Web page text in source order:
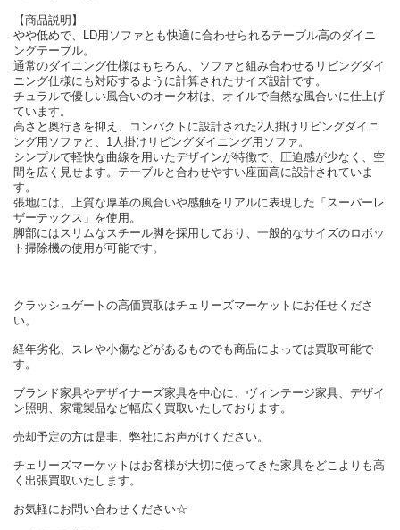
【商品説明】
やや低めで、LD用ソファとも快適に合わせられるテーブル高のダイニ
ングテーブル。
通常のダイニング仕様はもちろん、ソファと組み合わせるリビングダイ
ニング仕様にも対応するように計算されたサイズ設計です。
チュラルで優しい風合いのオーク材は、オイルで自然な風合いに仕上げ
ています。
高さと奥行きを抑え、コンパクトに設計された2人掛けリビングダイニ
ング用ソファと、1人掛けリビングダイニング用ソファ。
シンプルで軽快な曲線を用いたデザインが特徴で、圧迫感が少なく、空
間を広く見せます。テーブルと合わせやすい座面高に設計されていま
す。
張地には、上質な厚革の風合いや感触をリアルに表現した「スーパーレ
ザーテックス」を使用。
脚部にはスリムなスチール脚を採用しており、一般的なサイズのロボッ
ト掃除機の使用が可能です。
クラッシュゲートの高価買取はチェリーズマーケットにお任せくださ
い。
経年劣化、スレや小傷などがあるものでも商品によっては買取可能で
す。
ブランド家具やデザイナーズ家具を中心に、ヴィンテージ家具、デザイ
ン照明、家電製品など幅広く買取いたしております。
売却予定の方は是非、弊社にお声がけください。
チェリーズマーケットはお客様が大切に使ってきた家具をどこよりも高
く出張買取いたします。
お気軽にお問い合わせください☆